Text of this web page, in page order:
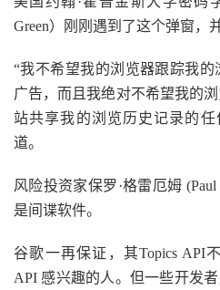
Green）刚刚遇到了这个弹窗，
“我不希望我的浏览器跟踪我
广告，而且我绝对不希望我的
站共享我的浏览历史记录的任
道。
风险投资家保罗·格雷厄姆
是间谍软件。
谷歌一再保证，其Topics API
API 感兴趣的人。但一些开发